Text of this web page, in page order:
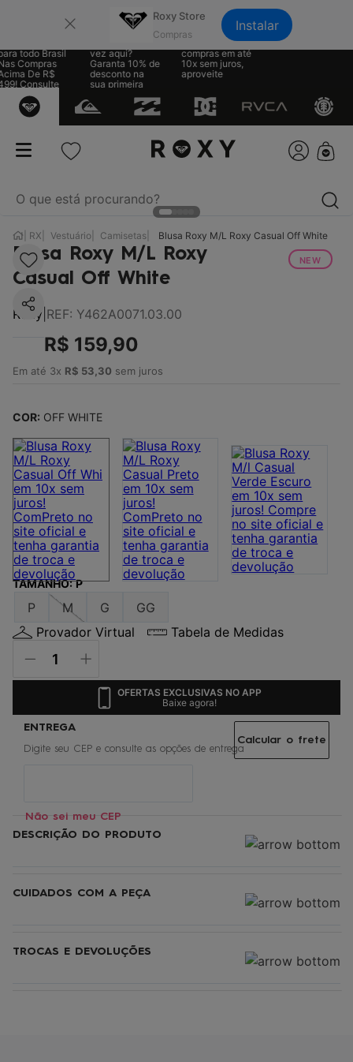
Roxy Store
Instalar
todo Brasil
Compras
De R$
Consulte
regras
vez aqui?
Garanta 10% de
desconto na
sua primeira
Parcele suas
compras em até
10x sem juros,
aproveite
NEW
RX Vestuário Camisetas Blusa Roxy M/L Roxy Casual Off White
Blusa Roxy M/L Roxy
Casual Off White
Roxy REF: Y462A0071.03.00
R$ 159,90
Em até 3x R$ 53 30 sem juros
COR: OFF WHITE
TAMANHO: P
P M G
GG
Provador Virtual
Tabela de Medidas
OFERTAS EXCLUSIVAS NO APP
Baixe agora!
Não sei meu CEP
Calcular o frete
DESCRIÇÃO DO PRODUTO
CUIDADOS COM A PEÇA
TROCAS E DEVOLUÇÕES
termos mais buscados
1º
biquíni
2º
6º
boardshort
7º
vestido
8º
oculos
9º
gorro
10º regata